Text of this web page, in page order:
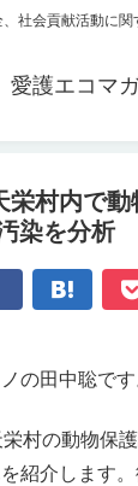
社会貢献活動に関
愛護エコマ
栄村内で
染を分析
の田中聡です
村の動物保
紹介します